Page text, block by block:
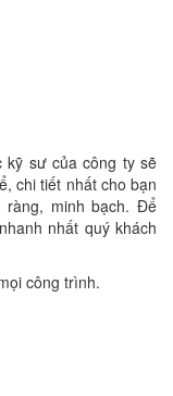
kỹ sư của công ty sẽ
chi tiết nhất cho bạn
minh bạch. Để
nhất quý khách
công trình.